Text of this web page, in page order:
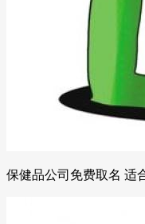
保健品公司免费取名 适